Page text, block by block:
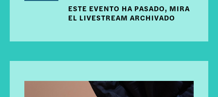
ESTE EVENTO HA PASADO, MIRA
EL LIVESTREAM ARCHIVADO